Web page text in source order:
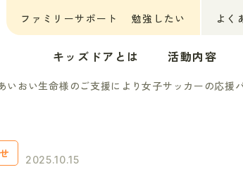
ファミリーサポート 勉強したい よく
キッズドアとは 活動内容
いおい生命様のご支援により女子サッカーの応援
2025.10.15